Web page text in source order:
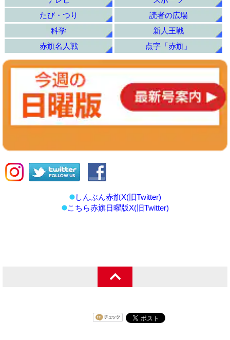
たび・つり
読者の広場
科学
新人王戦
赤旗名人戦
点字「赤旗」
しんぶん赤旗X(旧Twitter)
こちら赤旗日曜版X(旧Twitter)